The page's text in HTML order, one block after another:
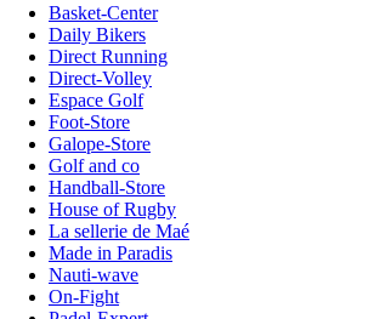
Basket-Center
Daily Bikers
Direct Running
Direct-Volley
Espace Golf
Foot-Store
Galope-Store
Golf and co
Handball-Store
House of Rugby
La sellerie de Maé
Made in Paradis
Nauti-wave
On-Fight